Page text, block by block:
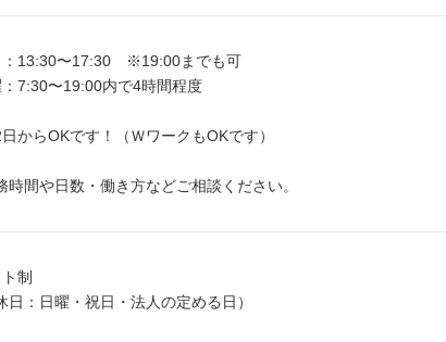
：13:30〜17:30 ※19:00までも可
7:30〜19:00内で4時間程度
からOKです！（ＷワークもOKです）
時間や日数・働き方などご相談ください。
制
日：日曜・祝日・法人の定める日）